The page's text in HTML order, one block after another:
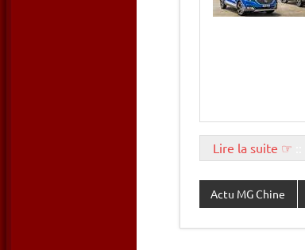
Lire la suite ☞
Actu MG Chine